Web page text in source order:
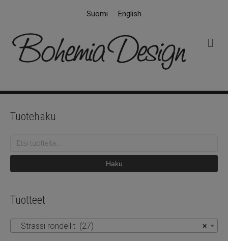
Suomi English
k
Tuotehaku
Etsi:
Haku
Tuotteet
×
Strassi rondellit (27)